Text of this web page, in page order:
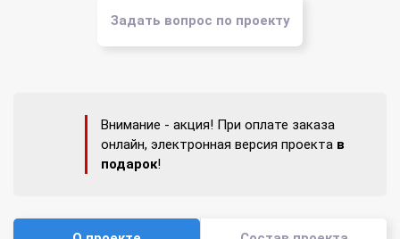
Задать вопрос по проекту
Внимание - акция! При оплате заказа
онлайн, электронная версия проекта в
подарок!